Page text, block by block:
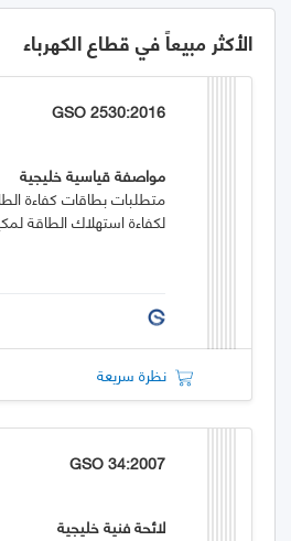
الأكثر مبيعاً في قطاع الكهرباء
GSO 2530:2016
مواصفة قياسية خليجية
متطلبات بطاقات كفاءة
لكفاءة استهلاك الطاقة
نظرة سريعة
GSO 34:2007
لائحة فنية خليجية